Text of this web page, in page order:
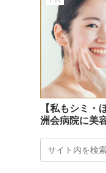
【私もシミ・
洲会病院に美